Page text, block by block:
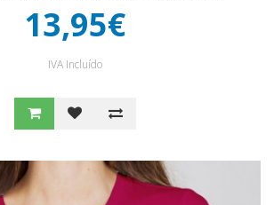
13,95€
IVA Incluído